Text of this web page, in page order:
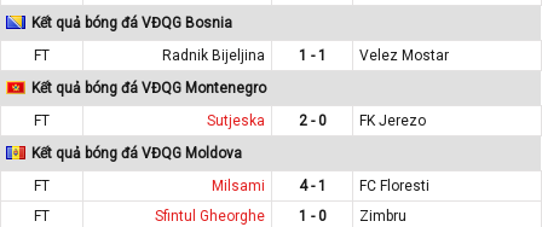
Kết quả bóng đá VĐQG Bosnia
FT
Radnik Bijeljina 1 - 1
Velez Mostar
Kết quả bóng đá VĐQG Montenegro
FT
Sutjeska 2 - 0
FK Jerezo
Kết quả bóng đá VĐQG Moldova
FT
Milsami 4 - 1
FC Floresti
FT
Sfintul Gheorghe 1 - 0
Zimbru